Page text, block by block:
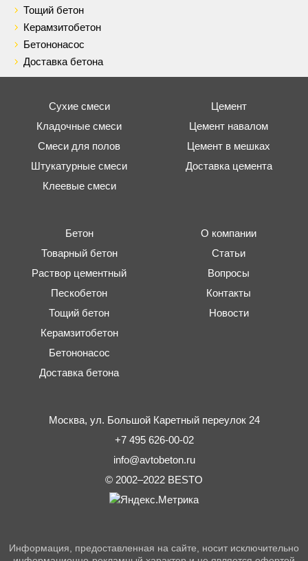
Тощий бетон
Керамзитобетон
Бетононасос
Доставка бетона
Сухие смеси
Кладочные смеси
Смеси для полов
Штукатурные смеси
Клеевые смеси
Цемент
Цемент навалом
Цемент в мешках
Доставка цемента
Бетон
Товарный бетон
Раствор цементный
Пескобетон
Тощий бетон
Керамзитобетон
Бетононасос
Доставка бетона
О компании
Статьи
Вопросы
Контакты
Новости
Москва, ул. Большой Каретный переулок 24
+7 495 626-00-02
info@avtobeton.ru
© 2002–2022 BESTO
Информация, предоставленная на сайте, носит исключительно